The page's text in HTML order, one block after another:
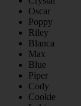
Oscar
Poppy
Riley
Blanca
Max
Blue
Piper
Cody
Cookie